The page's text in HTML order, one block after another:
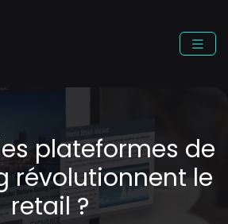
plateformes de
révolutionnent le
retail ?